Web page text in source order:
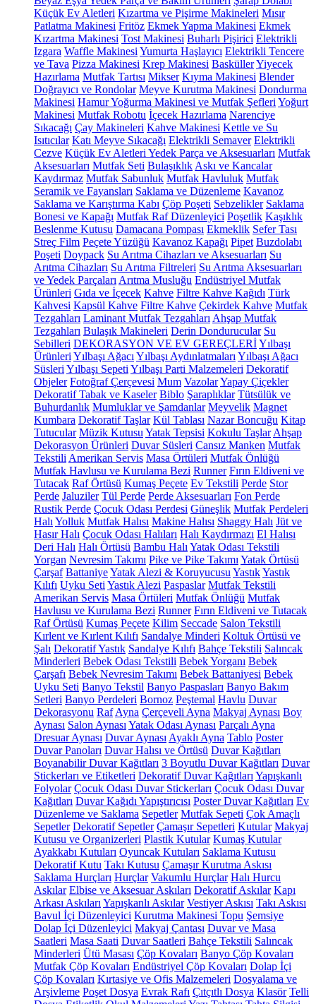
Küçük Ev Aletleri Kızartma ve Pişirme Makineleri Mısır
Patlatma Makinesi Fritöz Ekmek Yapma Makinesi Ekmek
Kızartma Makinesi Tost Makinesi Buharlı Pişirici Elektrikli
Izgara Waffle Makinesi Yumurta Haşlayıcı Elektrikli Tencere
ve Tava Pizza Makinesi Krep Makinesi BasküllerYiyecek
Hazırlama Mutfak Tartısı Mikser Kıyma Makinesi Blender
Doğrayıcı ve Rondolar Meyve Kurutma Makinesi Dondurma
Makinesi Hamur Yoğurma Makinesi ve Mutfak Şefleri Yoğurt
Makinesi Mutfak Robotu İçecek Hazırlama Narenciye
Sıkacağı Çay Makineleri Kahve Makinesi Kettle ve Su
Isıtıcılar Katı Meyve Sıkacağı Elektrikli Semaver Elektrikli
Cezve Küçük Ev Aletleri Yedek Parça ve Aksesuarları Mutfak
Aksesuarları Mutfak Seti Bulaşıklık Askı ve Kancalar
Kaydırmaz Mutfak Sabunluk Mutfak Havluluk Mutfak
Seramik ve Fayansları Saklama ve Düzenleme Kavanoz
Saklama ve Karıştırma Kabı Çöp Poşeti Sebzelikler Saklama
Bonesi ve Kapağı Mutfak Raf Düzenleyici Poşetlik Kaşıklık
Beslenme Kutusu Damacana Pompası Ekmeklik Sefer Tası
Streç Film Peçete Yüzüğü Kavanoz Kapağı Pipet Buzdolabı
Poşeti Doypack Su Arıtma Cihazları ve Aksesuarları Su
Arıtma Cihazları Su Arıtma Filtreleri Su Arıtma Aksesuarları
ve Yedek Parçaları Arıtma Musluğu Endüstriyel Mutfak
Ürünleri Gıda ve İçecek Kahve Filtre Kahve Kağıdı Türk
Kahvesi Kapsül Kahve Filtre Kahve Çekirdek Kahve Mutfak
Tezgahları Laminant Mutfak Tezgahları Ahşap Mutfak
Tezgahları Bulaşık Makineleri Derin Dondurucular Su
Sebilleri DEKORASYON VE EV GEREÇLERİYılbaşı
Ürünleri Yılbaşı Ağacı Yılbaşı Aydınlatmaları Yılbaşı Ağacı
Süsleri Yılbaşı Sepeti Yılbaşı Parti Malzemeleri Dekoratif
Objeler Fotoğraf Çerçevesi Mum VazolarYapay Çiçekler
Dekoratif Tabak ve Kaseler Biblo Şaraplıklar Tütsülük ve
Buhurdanlık Mumluklar ve Şamdanlar Meyvelik Magnet
Kumbara Dekoratif Taşlar Kül Tablası Nazar Boncuğu Kitap
Tutucular Müzik Kutusu Yatak Tepsisi Kokulu Taşlar Ahşap
Dekorasyon Ürünleri Duvar Süsleri Cansız Manken Mutfak
Tekstili Amerikan Servis Masa Örtüleri Mutfak Önlüğü
Mutfak Havlusu ve Kurulama Bezi Runner Fırın Eldiveni ve
Tutacak Raf Örtüsü Kumaş Peçete Ev Tekstili Perde Stor
Perde Jaluziler Tül Perde Perde Aksesuarları Fon Perde
Rustik Perde Çocuk Odası Perdesi Güneşlik Mutfak Perdeleri
Halı Yolluk Mutfak Halısı Makine Halısı Shaggy Halı Jüt ve
Hasır Halı Çocuk Odası Halıları Halı Kaydırmazı El Halısı
Deri Halı Halı Örtüsü Bambu Halı Yatak Odası Tekstili
Yorgan Nevresim Takımı Pike ve Pike Takımı Yatak Örtüsü
Çarşaf BattaniyeYatak Alezi & Koruyucusu YastıkYastık
Kılıfı Uyku Seti Yastık Alezi Paspaslar Mutfak Tekstili
Amerikan Servis Masa Örtüleri Mutfak Önlüğü Mutfak
Havlusu ve Kurulama Bezi Runner Fırın Eldiveni ve Tutacak
Raf Örtüsü Kumaş Peçete Kilim Seccade Salon Tekstili
Kırlent ve Kırlent Kılıfı Sandalye Minderi Koltuk Örtüsü ve
Şalı Dekoratif Yastık Sandalye Kılıfı Bahçe Tekstili Salıncak
Minderleri Bebek Odası Tekstili Bebek Yorganı Bebek
Çarşafı Bebek Nevresim Takımı Bebek Battaniyesi Bebek
Uyku Seti Banyo Tekstil Banyo Paspasları Banyo Bakım
Setleri Banyo Perdeleri Bornoz Peştemal Havlu Duvar
Dekorasyonu Raf Ayna Çerçeveli Ayna Makyaj Aynası Boy
Aynası Salon Aynası Yatak Odası Aynası Parçalı Ayna
Dresuar Aynası Duvar Aynası Ayaklı Ayna Tablo Poster
Duvar Panoları Duvar Halısı ve Örtüsü Duvar Kağıtları
Boyanabilir Duvar Kağıtları 3 Boyutlu Duvar Kağıtları Duvar
Stickerları ve Etiketleri Dekoratif Duvar Kağıtları Yapışkanlı
Folyolar Çocuk Odası Duvar Stickerları Çocuk Odası Duvar
Kağıtları Duvar Kağıdı Yapıştırıcısı Poster Duvar Kağıtları Ev
Düzenleme ve Saklama Sepetler Mutfak Sepeti Çok Amaçlı
Sepetler Dekoratif Sepetler Çamaşır Sepetleri Kutular Makyaj
Kutusu ve Organizerleri Plastik Kutular Kumaş Kutular
Ayakkabı Kutuları Oyuncak Kutuları Saklama Kutusu
Dekoratif Kutu Takı Kutusu Çamaşır Kurutma Askısı
Saklama Hurçları Hurçlar Vakumlu Hurçlar Halı Hurcu
Askılar Elbise ve Aksesuar Askıları Dekoratif Askılar Kapı
Arkası Askıları Yapışkanlı Askılar Vestiyer Askısı Takı Askısı
Bavul İçi Düzenleyici Kurutma Makinesi Topu Şemsiye
Dolap İçi Düzenleyici Makyaj Çantası Duvar ve Masa
Saatleri Masa Saati Duvar Saatleri Bahçe Tekstili Salıncak
Minderleri Ütü Masası Çöp Kovaları Banyo Çöp Kovaları
Mutfak Çöp Kovaları Endüstriyel Çöp Kovaları Dolap İçi
Çöp Kovaları Kırtasiye ve Ofis Malzemeleri Dosyalama ve
Arşivleme Poşet Dosya Evrak Rafı Çıtçıtlı Dosya Klasör Telli